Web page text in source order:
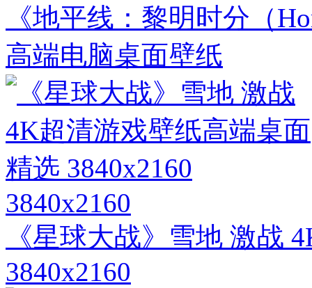
《地平线：黎明时分（
高端电脑桌面壁纸
3840x2160
《星球大战》雪地 激战
3840x2160